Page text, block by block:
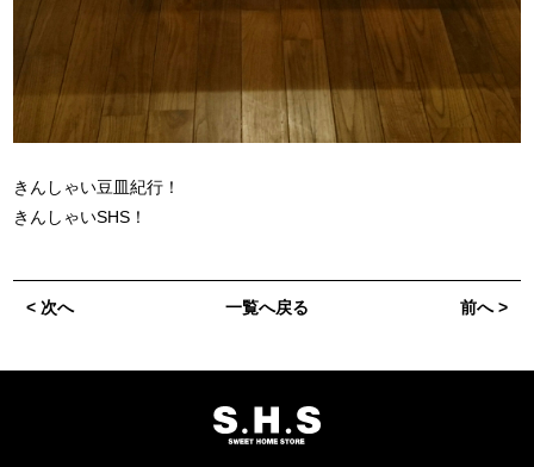
きんしゃい豆皿紀行！
きんしゃいSHS！
< 次へ 前へ >
一覧へ戻る